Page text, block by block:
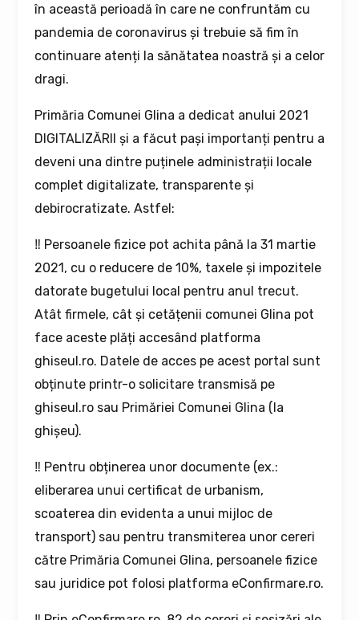
în această perioadă în care ne confruntăm cu
pandemia de coronavirus și trebuie să fim în
continuare atenți la sănătatea noastră și a celor
dragi.
Primăria Comunei Glina a dedicat anului 2021
DIGITALIZĂRII și a făcut pași importanți pentru a
deveni una dintre puținele administrații locale
complet digitalizate, transparente și
debirocratizate. Astfel:
‼ Persoanele fizice pot achita până la 31 martie
2021, cu o reducere de 10%, taxele și impozitele
datorate bugetului local pentru anul trecut.
Atât firmele, cât și cetățenii comunei Glina pot
face aceste plăți accesând platforma
ghiseul.ro. Datele de acces pe acest portal sunt
obținute printr-o solicitare transmisă pe
ghiseul.ro sau Primăriei Comunei Glina (la
ghișeu).
‼ Pentru obținerea unor documente (ex.:
eliberarea unui certificat de urbanism,
scoaterea din evidenta a unui mijloc de
transport) sau pentru transmiterea unor cereri
către Primăria Comunei Glina, persoanele fizice
sau juridice pot folosi platforma eConfirmare.ro.